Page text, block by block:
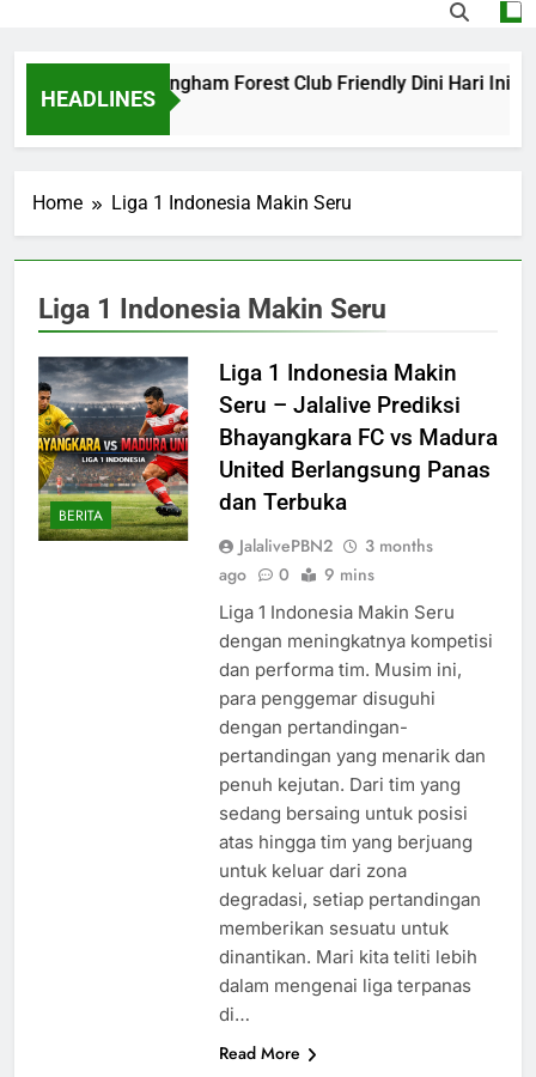
HEADLINES
Barcelona vs Nottingham Forest Club Friendly Dini Hari Ini
24 Hours Ago
Home Liga 1 Indonesia Makin Seru
Liga 1 Indonesia Makin Seru
BERITA
Liga 1 Indonesia Makin
Seru – Jalalive Prediksi
Bhayangkara FC vs Madura
United Berlangsung Panas
dan Terbuka
JalalivePBN2
3 months
ago
0 9 mins
Liga 1 Indonesia Makin Seru
dengan meningkatnya kompetisi
dan performa tim. Musim ini,
para penggemar disuguhi
dengan pertandingan-
pertandingan yang menarik dan
penuh kejutan. Dari tim yang
sedang bersaing untuk posisi
atas hingga tim yang berjuang
untuk keluar dari zona
degradasi, setiap pertandingan
memberikan sesuatu untuk
dinantikan. Mari kita teliti lebih
dalam mengenai liga terpanas
di…
Read More